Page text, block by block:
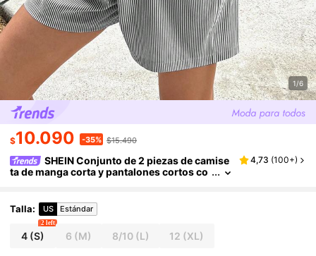
1/6
$10.090 -35% $15.490
SHEIN Conjunto de 2 piezas de camise
ta de manga corta y pantalones cortos co
4,73 (100+)
Talla: US Estándar
4 (S)
2 left
6 (M) 8/10(L) 12 (XL)